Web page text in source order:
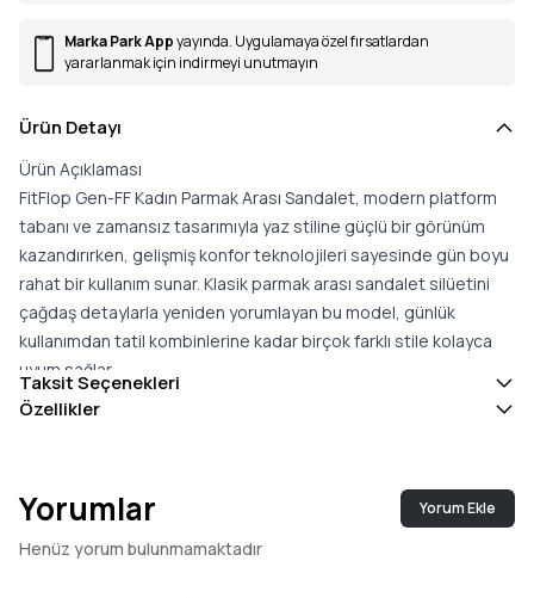
Marka Park Appyayında. Uygulamaya özel fırsatlardan
yararlanmak için indirmeyi unutmayın
Ürün Detayı
Ürün Açıklaması
FitFlop Gen-FF Kadın Parmak Arası Sandalet, modern platform
tabanı ve zamansız tasarımıyla yaz stiline güçlü bir görünüm
kazandırırken, gelişmiş konfor teknolojileri sayesinde gün boyu
rahat bir kullanım sunar. Klasik parmak arası sandalet silüetini
çağdaş detaylarla yeniden yorumlayan bu model, günlük
kullanımdan tatil kombinlerine kadar birçok farklı stile kolayca
uyum sağlar.
Hafif dokulu deri üst yüzeyi, sade ve zarif görünümüyle modele
sağlar. Parmak arası bölümünde kullanılan yumuşak mikrofiber
kaplama ise sürtünmeyi azaltarak uzun süreli kullanımlarda
konfor hissini artırmaya yardımcı olur. Deri taban yüzeyi ayağın
Taksit Seçenekleri
Özellikler
Yorumlar Yorum Ekle
Henüz yorum bulunmamaktadır